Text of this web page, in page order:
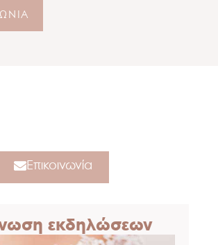
Επικοινωνία
εκδηλώσεων